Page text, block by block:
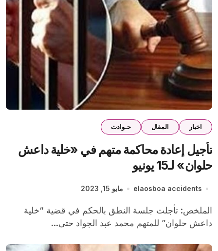
اخبار المقال حـوادث
تأجيل إعادة محاكمة متهم في «خلية داعش
حلوان» لـ15 يونيو
elaosboa accidents مايو 15, 2023
الملخص: تأجلت جلسة النطق بالحكم في قضية “خلية
داعش حلوان” للمتهم محمد عبد الجواد حتى...